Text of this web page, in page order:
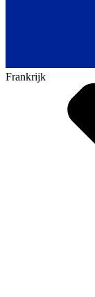
Frankrijk